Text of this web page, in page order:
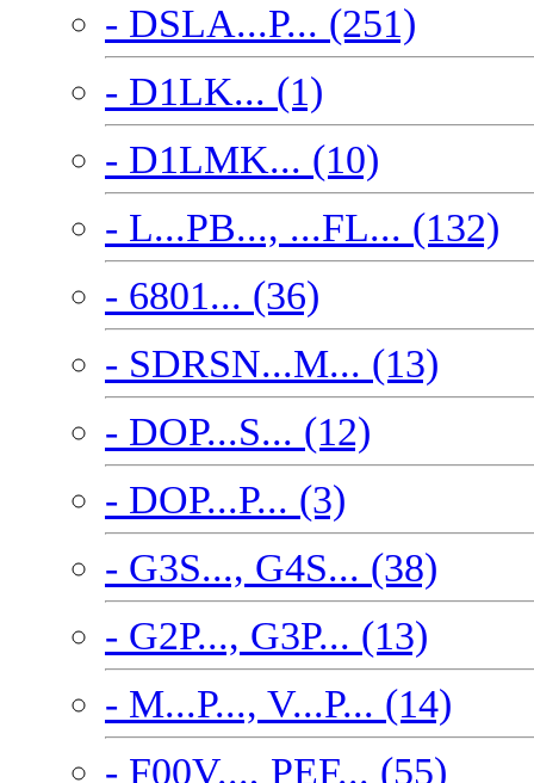
- DSLA...P... (251)
- D1LK... (1)
- D1LMK... (10)
- L...PB..., ...FL... (132)
- 6801... (36)
- SDRSN...M... (13)
- DOP...S... (12)
- DOP...P... (3)
- G3S..., G4S... (38)
- G2P..., G3P... (13)
- M...P..., V...P... (14)
- F00V..., PEF... (55)